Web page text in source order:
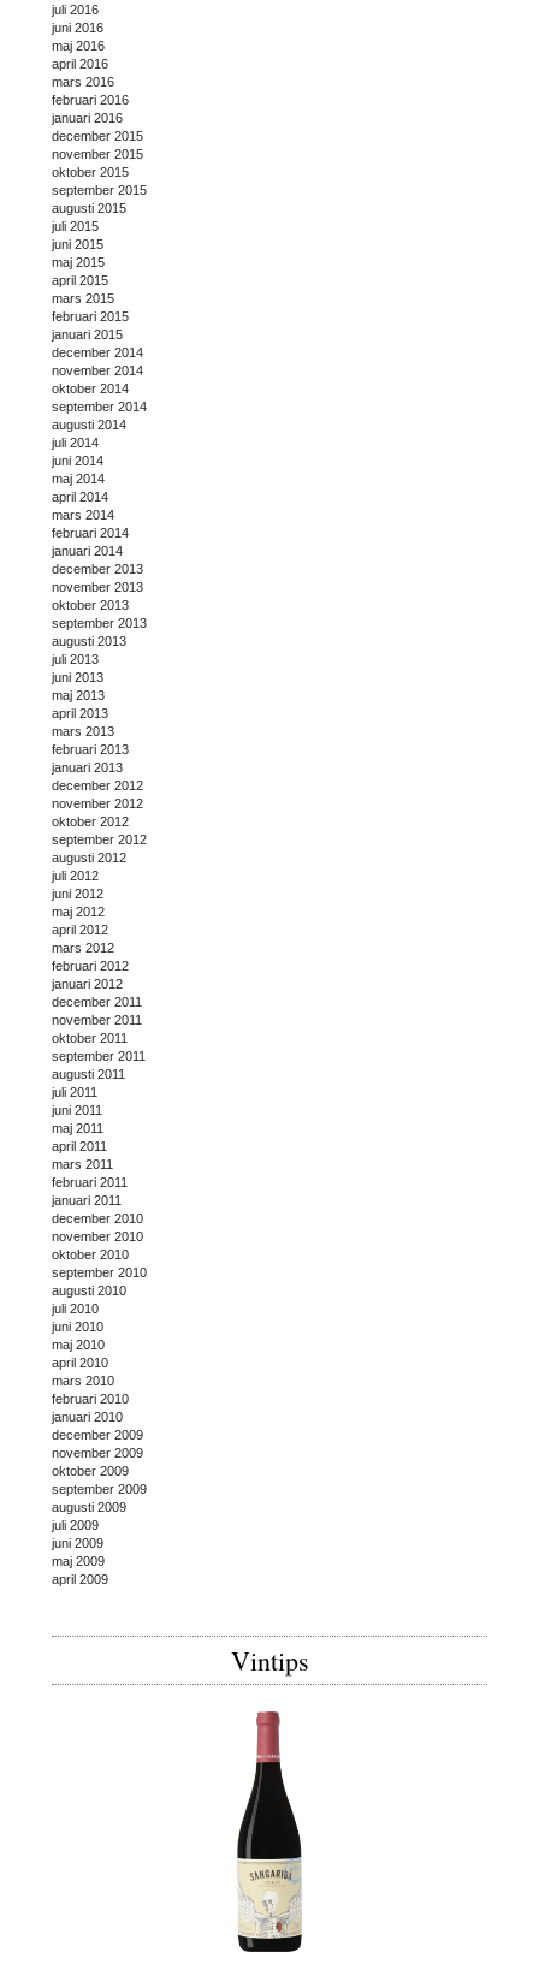
juli 2016
juni 2016
maj 2016
april 2016
mars 2016
februari 2016
januari 2016
december 2015
november 2015
oktober 2015
september 2015
augusti 2015
juli 2015
juni 2015
maj 2015
april 2015
mars 2015
februari 2015
januari 2015
december 2014
november 2014
oktober 2014
september 2014
augusti 2014
juli 2014
juni 2014
maj 2014
april 2014
mars 2014
februari 2014
januari 2014
december 2013
november 2013
oktober 2013
september 2013
augusti 2013
juli 2013
juni 2013
maj 2013
april 2013
mars 2013
februari 2013
januari 2013
december 2012
november 2012
oktober 2012
september 2012
augusti 2012
juli 2012
juni 2012
maj 2012
april 2012
mars 2012
februari 2012
januari 2012
december 2011
november 2011
oktober 2011
september 2011
augusti 2011
juli 2011
juni 2011
maj 2011
april 2011
mars 2011
februari 2011
januari 2011
december 2010
november 2010
oktober 2010
september 2010
augusti 2010
juli 2010
juni 2010
maj 2010
april 2010
mars 2010
februari 2010
januari 2010
december 2009
november 2009
oktober 2009
september 2009
augusti 2009
juli 2009
juni 2009
maj 2009
april 2009
Vintips